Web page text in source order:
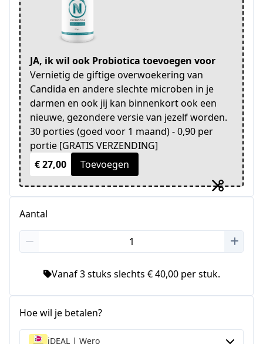
JA, ik wil ook Probiotica toevoegen voor
Vernietig de giftige overwoekering van
Candida en andere slechte microben in je
darmen en ook jij kan binnenkort ook een
nieuwe, gezondere versie van jezelf worden.
30 porties (goed voor 1 maand) - 0,90 per
portie [GRATIS VERZENDING]
€ 27,00
Toevoegen
Aantal
Vanaf 3 stuks slechts € 40,00 per stuk.
Hoe wil je betalen?
iDEAL | Wero